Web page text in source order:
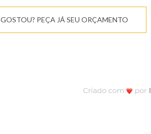
GOSTOU? PEÇA JÁ SEU ORÇAMENTO